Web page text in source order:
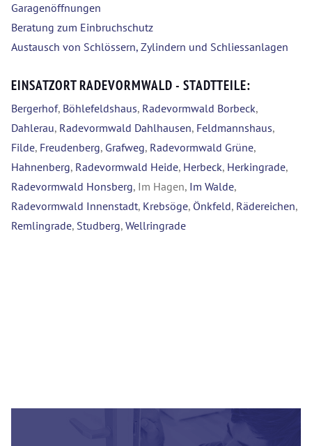
Garagenöffnungen
Beratung zum Einbruchschutz
Austausch von Schlössern, Zylindern und Schliessanlagen
EINSATZORT RADEVORMWALD - STADTTEILE:
Bergerhof, Böhlefeldshaus, Radevormwald Borbeck,
Dahlerau, Radevormwald Dahlhausen, Feldmannshaus,
Filde, Freudenberg, Grafweg, Radevormwald Grüne,
Hahnenberg, Radevormwald Heide, Herbeck, Herkingrade,
Radevormwald Honsberg, Im Hagen, Im Walde,
Radevormwald Innenstadt, Krebsöge, Önkfeld, Rädereichen,
Remlingrade, Studberg, Wellringrade